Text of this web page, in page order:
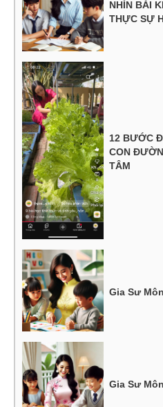
NHÌN BÀI
THỰC SỰ
12 BƯỚC
CON
TÂM
Gia Sư
Gia Sư